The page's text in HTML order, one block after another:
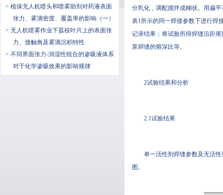
> 植保无人机喷头和喷雾助剂对药液表面
张力、雾滴密度、覆盖率的影响（一）
> 无人机喷雾作业下荔枝叶片上的表面张
力、接触角及雾滴沉积特性
> 不同界面张力-润湿性组合的渗吸液体系
对于化学渗吸效果的影响规律
分乳化，调配搅拌成糊状。
表1所示的同一焊接参数下进行焊接试
记录结果；将试验所得焊缝沿距尾部
算焊缝的熔深比等。
2试验结果和分析
2.1试验结果
单一活性剂焊缝参数及无活性
图。